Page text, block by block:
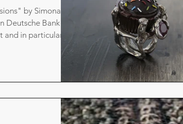
by Simona
Bank a
in particular...